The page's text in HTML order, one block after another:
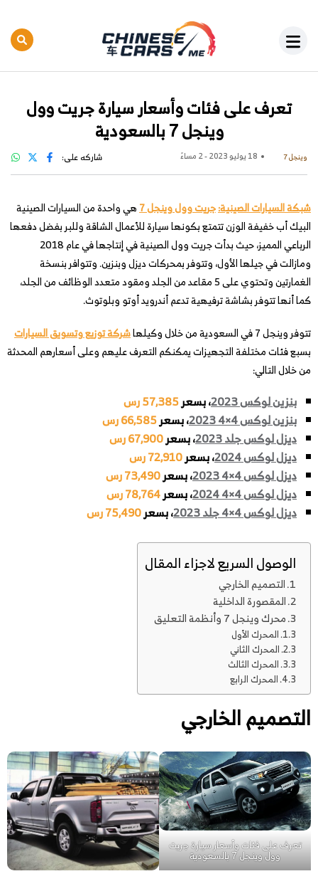
تعرف على فئات وأسعار سيارة جريت وول
وينجل 7 بالسعودية
وينجل 7 18 يوليو 2023 - 2 مساءً شاركه على:
شبكة السيارات الصينية:جريت وول وينجل 7 هي واحدة من السيارات الصينية
البيك أب خفيفة الوزن تتمتع بكونها سيارة للأعمال الشاقة وللبر بفضل دفعها
الرباعي المميز، حيث بدأت جريت وول الصينية في إنتاجها في عام 2018
ومازالت في جيلها الأول، وتتوفر بمحركات ديزل وبنزين. وتتوافر بنسخة
الغمارتين وتحتوي على 5 مقاعد من الجلد ومقود متعدد الوظائف من الجلد،
كما أنها تتوفر بشاشة ترفيهية تدعم أندرويد أوتو وبلوتوث.
تتوفر وينجل 7 في السعودية من خلال وكيلها
شركة توزيع وتسويق السيارات
بسبع فئات مختلفة التجهيزات يمكنكم التعرف عليهم وعلى أسعارهم المحدثة
من خلال التالي:
بنزين لوكس 2023 ، بسعر57,385 رس
بنزين لوكس 4×4 2023
، بسعر66,585 رس
ديزل لوكس جلد 2023
، بسعر67,900 رس
ديزل لوكس 2024
، بسعر72,910 رس
ديزل لوكس 4×4 2023
، بسعر73,490 رس
ديزل لوكس 4×4 2024
، بسعر78,764 رس
ديزل لوكس 4×4 جلد 2023
، بسعر75,490 رس
الوصول السريع لاجزاء المقال
التصميم الخارجي
المقصورة الداخلية
محرك وينجل 7 وأنظمة التعليق
المحرك الأول
المحرك الثاني
المحرك الثالث
المحرك الرابع
التصميم الخارجي
تعرف على فئات وأسعار سيارة جريت
وول وينجل 7 بالسعودية